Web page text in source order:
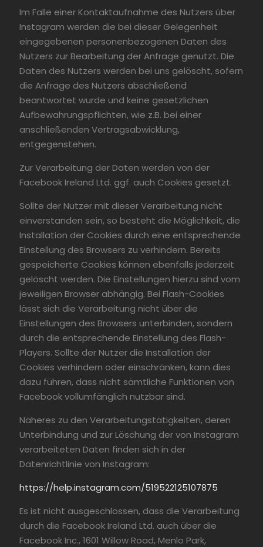
Im Falle einer Kontaktaufnahme des Nutzers über
Instagram werden die bei dieser Gelegenheit
eingegebenen personenbezogenen Daten des
Nutzers zur Bearbeitung der Anfrage genutzt. Die
Daten des Nutzers werden bei uns gelöscht, sofern
die Anfrage des Nutzers abschließend
beantwortet wurde und keine gesetzlichen
Aufbewahrungspflichten, wie z.B. bei einer
anschließenden Vertragsabwicklung,
entgegenstehen.
Zur Verarbeitung der Daten werden von der
Facebook Ireland Ltd. ggf. auch Cookies gesetzt.
Sollte der Nutzer mit dieser Verarbeitung nicht
einverstanden sein, so besteht die Möglichkeit, die
Installation der Cookies durch eine entsprechende
Einstellung des Browsers zu verhindern. Bereits
gespeicherte Cookies können ebenfalls jederzeit
gelöscht werden. Die Einstellungen hierzu sind vom
jeweiligen Browser abhängig. Bei Flash-Cookies
lässt sich die Verarbeitung nicht über die
Einstellungen des Browsers unterbinden, sondern
durch die entsprechende Einstellung des Flash-
Players. Sollte der Nutzer die Installation der
Cookies verhindern oder einschränken, kann dies
dazu führen, dass nicht sämtliche Funktionen von
Facebook vollumfänglich nutzbar sind.
Näheres zu den Verarbeitungstätigkeiten, deren
Unterbindung und zur Löschung der von Instagram
verarbeiteten Daten finden sich in der
Datenrichtlinie von Instagram:
https://help.instagram.com/519522125107875
Es ist nicht ausgeschlossen, dass die Verarbeitung
durch die Facebook Ireland Ltd. auch über die
Facebook Inc., 1601 Willow Road, Menlo Park,